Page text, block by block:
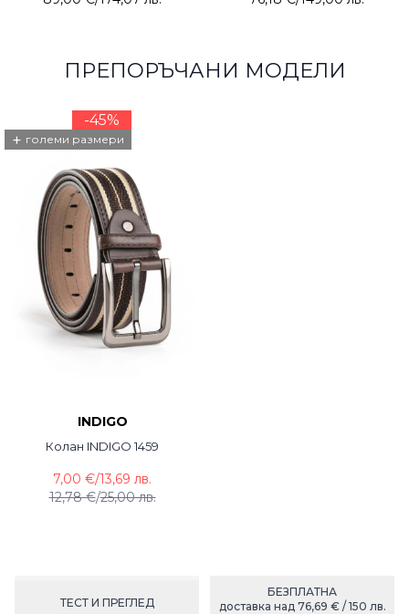
ПРЕПОРЪЧАНИ МОДЕЛИ
-45%
+ големи размери
INDIGO
Колан INDIGO 1459
12,78 €/25,00 лв.
7,00 €/13,69 лв.
ТЕСТ И ПРЕГЛЕД
БЕЗПЛАТНА
доставка над 76,69 € / 150 лв.